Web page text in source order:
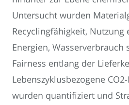
Untersucht wurden
Recyclingfähigkeit, Nutzung
Energien, Wasserverbrauch
Fairness entlang der
Lebenszyklusbezogene
wurden quantifiziert und